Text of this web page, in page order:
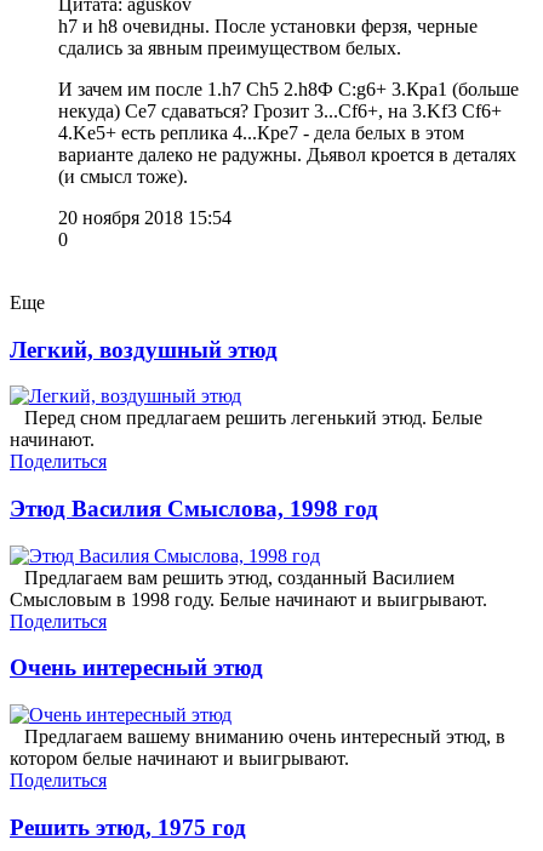
h7 и h8 очевидны. После установки ферзя, черные
сдались за явным преимуществом белых.
И зачем им после 1.h7 Ch5 2.h8Ф С:g6+ 3.Крa1 (больше
некуда) Сe7 сдаваться? Грозит 3...Сf6+, на 3.Kf3 Cf6+
4.Ke5+ есть реплика 4...Крe7 - дела белых в этом
варианте далеко не радужны. Дьявол кроется в деталях
(и смысл тоже).
20 ноября 2018 15:54
0
Еще
Легкий, воздушный этюд
Перед сном предлагаем решить легенький этюд. Белые
начинают.
Поделиться
Этюд Василия Смыслова, 1998 год
Предлагаем вам решить этюд, созданный Василием
Смысловым в 1998 году. Белые начинают и выигрывают.
Поделиться
Очень интересный этюд
Предлагаем вашему вниманию очень интересный этюд, в
котором белые начинают и выигрывают.
Поделиться
Решить этюд, 1975 год